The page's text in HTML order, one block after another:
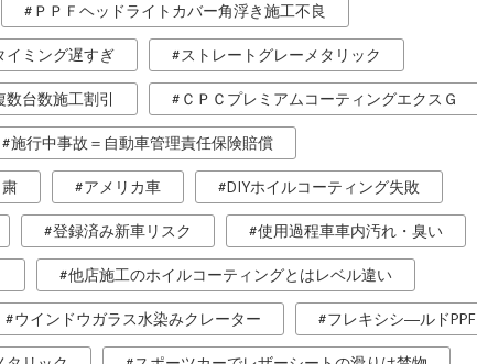
ＰＰＦヘッドライトカバー角浮き施工不良
イミング遅すぎ ストレートグレーメタリック
数台数施工割引 ＣＰＣプレミアムコーティングエクスＧ
施行中事故＝自動車管理責任保険賠償
アメリカ車 DIYホイルコーティング失敗
登録済み新車リスク 使用過程車車内汚れ・臭い
他店施工のホイルコーティングとはレベル違い
ウインドウガラス水染みクレーター フレキシシ―ルドPPF